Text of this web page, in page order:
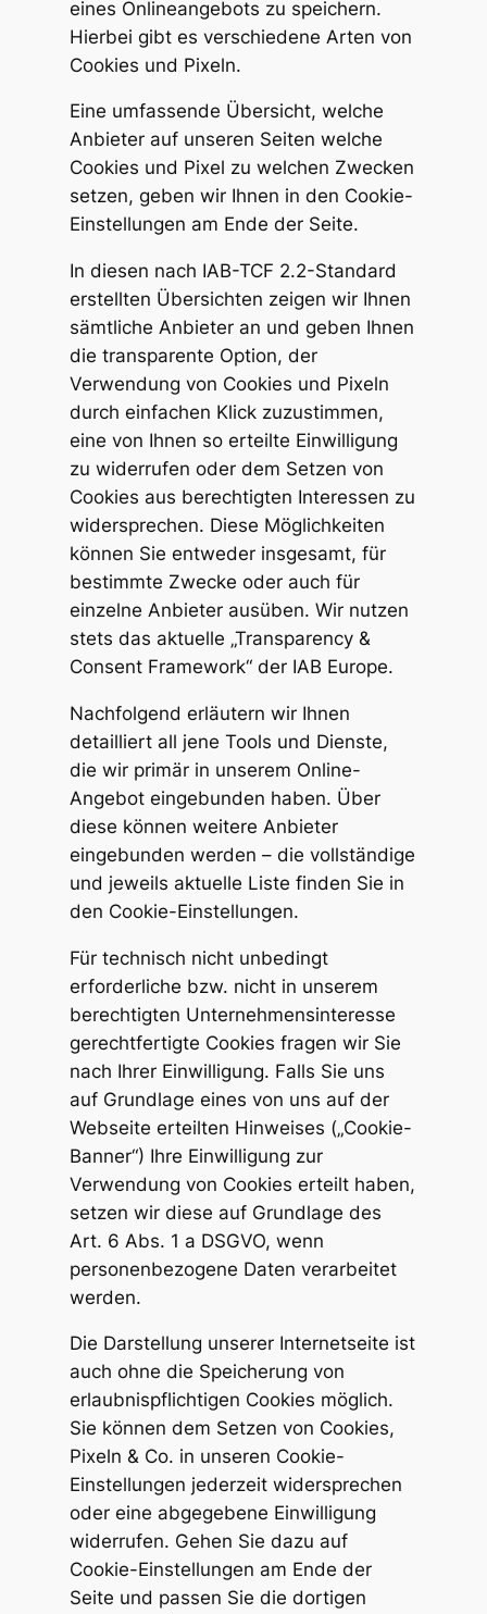
eines Onlineangebots zu speichern.
Hierbei gibt es verschiedene Arten von
Cookies und Pixeln.
Eine umfassende Übersicht, welche
Anbieter auf unseren Seiten welche
Cookies und Pixel zu welchen Zwecken
setzen, geben wir Ihnen in den Cookie-
Einstellungen am Ende der Seite.
In diesen nach IAB-TCF 2.2-Standard
erstellten Übersichten zeigen wir Ihnen
sämtliche Anbieter an und geben Ihnen
die transparente Option, der
Verwendung von Cookies und Pixeln
durch einfachen Klick zuzustimmen,
eine von Ihnen so erteilte Einwilligung
zu widerrufen oder dem Setzen von
Cookies aus berechtigten Interessen zu
widersprechen. Diese Möglichkeiten
können Sie entweder insgesamt, für
bestimmte Zwecke oder auch für
einzelne Anbieter ausüben. Wir nutzen
stets das aktuelle „Transparency &
Consent Framework“ der IAB Europe.
Nachfolgend erläutern wir Ihnen
detailliert all jene Tools und Dienste,
die wir primär in unserem Online-
Angebot eingebunden haben. Über
diese können weitere Anbieter
eingebunden werden – die vollständige
und jeweils aktuelle Liste finden Sie in
den Cookie-Einstellungen.
Für technisch nicht unbedingt
erforderliche bzw. nicht in unserem
berechtigten Unternehmensinteresse
gerechtfertigte Cookies fragen wir Sie
nach Ihrer Einwilligung. Falls Sie uns
auf Grundlage eines von uns auf der
Webseite erteilten Hinweises („Cookie-
Banner“) Ihre Einwilligung zur
Verwendung von Cookies erteilt haben,
setzen wir diese auf Grundlage des
Art. 6 Abs. 1 a DSGVO, wenn
personenbezogene Daten verarbeitet
werden.
Die Darstellung unserer Internetseite ist
auch ohne die Speicherung von
erlaubnispflichtigen Cookies möglich.
Sie können dem Setzen von Cookies,
Pixeln & Co. in unseren Cookie-
Einstellungen jederzeit widersprechen
oder eine abgegebene Einwilligung
widerrufen. Gehen Sie dazu auf
Cookie-Einstellungen am Ende der
Seite und passen Sie die dortigen